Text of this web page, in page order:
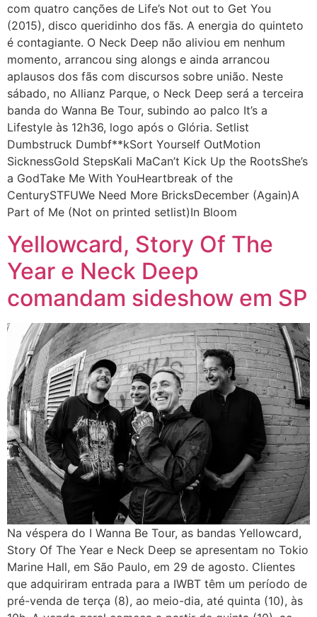
com quatro canções de Life’s Not out to Get You
(2015), disco queridinho dos fãs. A energia do quinteto
é contagiante. O Neck Deep não aliviou em nenhum
momento, arrancou sing alongs e ainda arrancou
aplausos dos fãs com discursos sobre união. Neste
sábado, no Allianz Parque, o Neck Deep será a terceira
banda do Wanna Be Tour, subindo ao palco It’s a
Lifestyle às 12h36, logo após o Glória. Setlist
Dumbstruck Dumbf**kSort Yourself OutMotion
SicknessGold StepsKali MaCan’t Kick Up the RootsShe’s
a GodTake Me With YouHeartbreak of the
CenturySTFUWe Need More BricksDecember (Again)A
Part of Me (Not on printed setlist)In Bloom
Yellowcard, Story Of The
Year e Neck Deep
comandam sideshow em SP
Na véspera do I Wanna Be Tour, as bandas Yellowcard,
Story Of The Year e Neck Deep se apresentam no Tokio
Marine Hall, em São Paulo, em 29 de agosto. Clientes
que adquiriram entrada para a IWBT têm um período de
pré-venda de terça (8), ao meio-dia, até quinta (10), às